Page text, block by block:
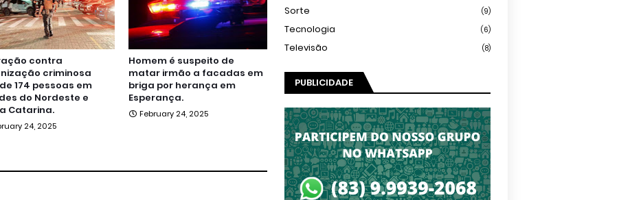
contra
criminosa
174 pessoas em
do Nordeste e
Catarina.
24, 2025
Homem é suspeito de
matar irmão a facadas em
briga por herança em
Esperança.
February 24, 2025
Sorte (9)
Tecnologia (6)
Televisão (8)
PUBLICIDADE